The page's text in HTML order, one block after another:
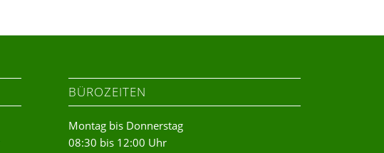
BÜROZEITEN
Montag bis Donnerstag
08:30 bis 12:00 Uhr